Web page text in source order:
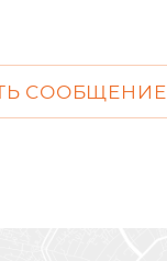
СООБЩЕНИЕ